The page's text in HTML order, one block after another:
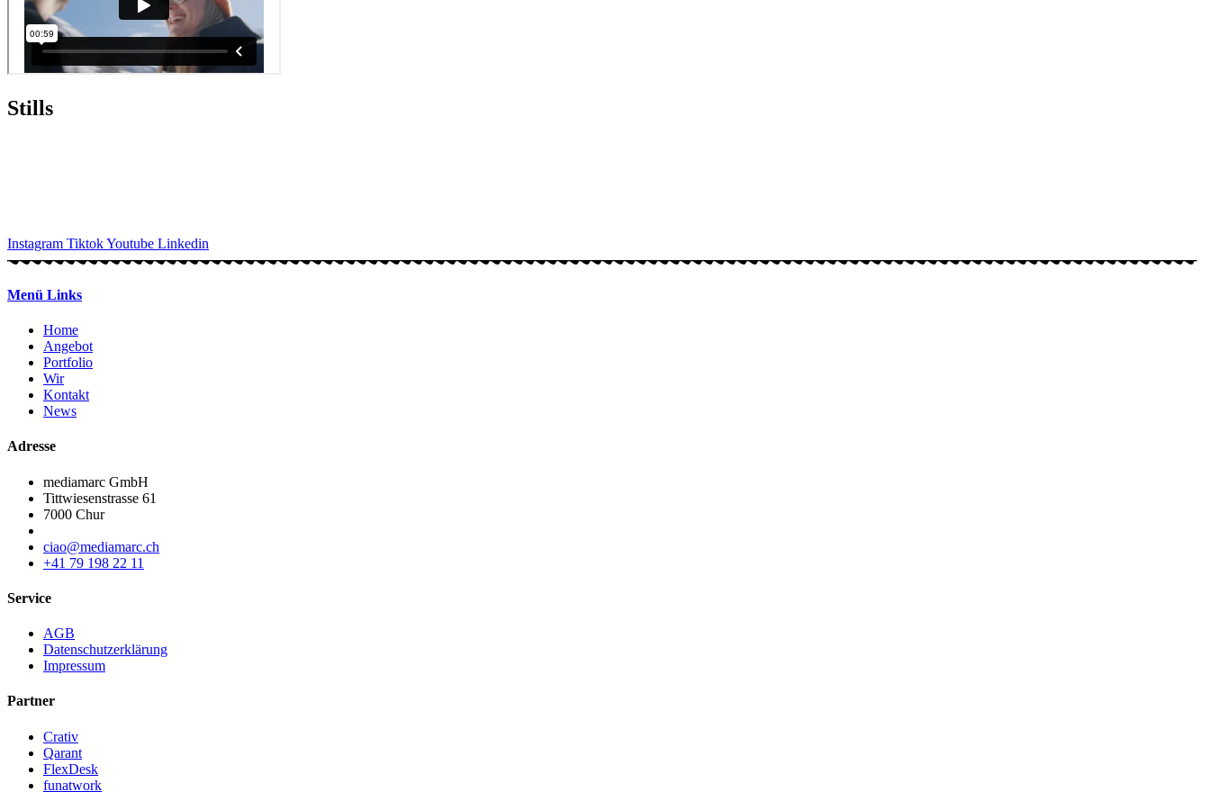
Stills
Instagram TiktokYoutube Linkedin
Menü Links
Home
Angebot
Portfolio
Wir
Kontakt
News
Adresse
mediamarc GmbH
Tittwiesenstrasse 61
7000 Chur
ciao@mediamarc.ch
+41 79 198 22 11
Service
AGB
Datenschutzerklärung
Impressum
Partner
Crativ
Qarant
FlexDesk
funatwork